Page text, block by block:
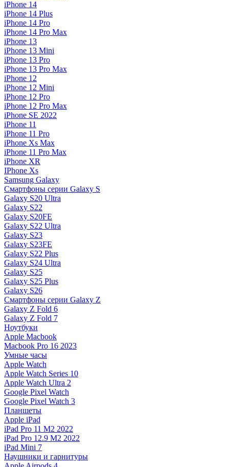
iPhone 14
iPhone 14 Plus
iPhone 14 Pro
iPhone 14 Pro Max
iPhone 13
iPhone 13 Mini
iPhone 13 Pro
iPhone 13 Pro Max
iPhone 12
iPhone 12 Mini
iPhone 12 Pro
iPhone 12 Pro Max
iPhone SE 2022
iPhone 11
iPhone 11 Pro
iPhone Xs Max
iPhone 11 Pro Max
iPhone XR
IPhone Xs
Samsung Galaxy
Смартфоны серии Galaxy S
Galaxy S20 Ultra
Galaxy S22
Galaxy S20FE
Galaxy S22 Ultra
Galaxy S23
Galaxy S23FE
Galaxy S22 Plus
Galaxy S24 Ultra
Galaxy S25
Galaxy S25 Plus
Galaxy S26
Смартфоны серии Galaxy Z
Galaxy Z Fold 6
Galaxy Z Fold 7
Ноутбуки
Apple Macbook
Macbook Pro 16 2023
Умные часы
Apple Watch
Apple Watch Series 10
Apple Watch Ultra 2
Google Pixel Watch
Google Pixel Watch 3
Планшеты
Apple iPad
iPad Pro 11 M2 2022
iPad Pro 12.9 M2 2022
iPad Mini 7
Наушники и гарнитуры